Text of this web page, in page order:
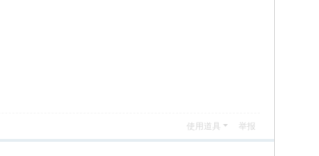
使用道具 举报